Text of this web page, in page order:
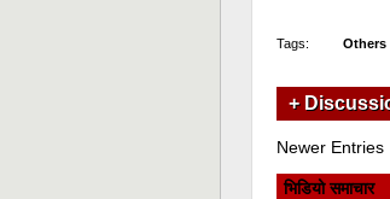
Tags: Others
+
Newer Entries
भिडियो समाचार